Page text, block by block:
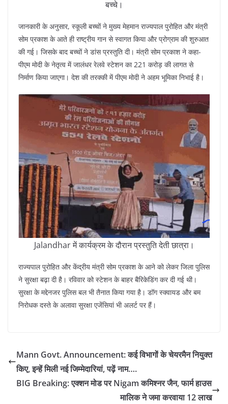
बच्चे।
जानकारी के अनुसार, स्कूली बच्चों ने मुख्य मेहमान राज्यपाल पुरोहित और मंत्री
सोम प्रकाश के आते ही राष्ट्रीय गान से स्वागत किया और प्रोग्राम की शुरुआत
की गई। जिसके बाद बच्चों ने डांस प्रस्तुति दी। मंत्री सोम प्रकाश ने कहा-
पीएम मोदी के नेतृत्व में जालंधर रेलवे स्टेशन का 221 करोड़ की लागत से
निर्माण किया जाएगा। देश की तरक्की में पीएम मोदी ने अहम भूमिका निभाई है।
Jalandhar में कार्यक्रम के दौरान प्रस्तुति देती छात्रा।
राज्यपाल पुरोहित और केंद्रीय मंत्री सोम प्रकाश के आने को लेकर जिला पुलिस
ने सुरक्षा बढ़ा दी है। रविवार को स्टेशन के बाहर बैरिकेडिंग कर दी गई थी।
सुरक्षा के मद्देनजर पुलिस बल भी तैनात किया गया है। डॉग स्क्वायड और बम
निरोधक दस्ते के अलावा सुरक्षा एजेंसियां भी अलर्ट पर हैं।
Mann Govt. Announcement: कई विभागों के चेयरमैन नियुक्त
किए, इन्हें मिली नई जिम्मेदारियां, पढ़ें नाम….
BIG Breaking: एक्शन मोड पर Nigam कमिश्नर जैन, फार्म हाउस
मालिक ने जमा करवाया 12 लाख